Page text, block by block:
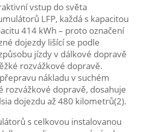
vstup do světa
LFP, každá s kapacitou
414 kWh – proto označení
dojezdy lišící se podle
jízdy v dálkové dopravě
rozvážkové dopravě.
nákladu v suchém
dopravě, dosahuje
dojezdu až 480 kilometrů(2).
s celkovou instalovanou